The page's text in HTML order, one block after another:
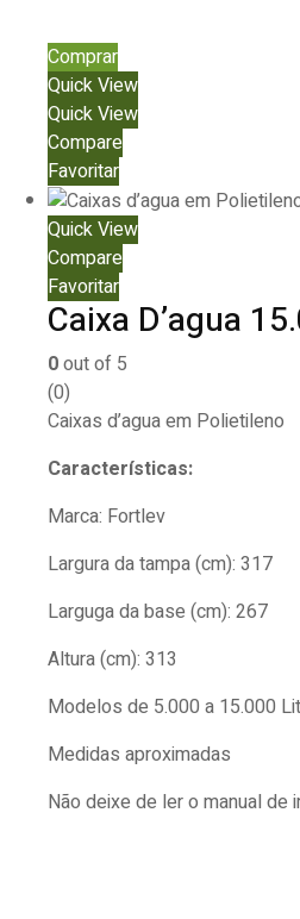
Comprar
Quick View
Quick View
Compare
Favoritar
Quick View
Compare
Favoritar
Caixa D’agua
0out of 5
(0)
Caixas d’agua em Polietileno
Características:
Marca: Fortlev
Largura da tampa (cm): 317
Larguga da base (cm): 267
Altura (cm): 313
Modelos de 5.000 a 15.000
Medidas aproximadas
Não deixe de ler o manual de